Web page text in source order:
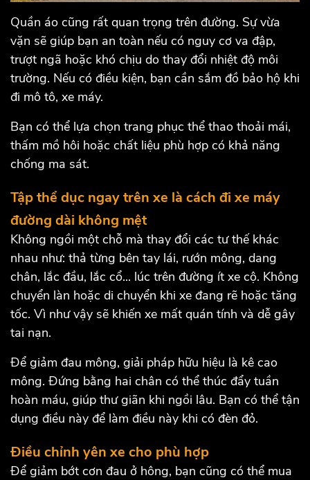
Quần áo cũng rất quan trọng trên đường. Sự vừa
vặn sẽ giúp bạn an toàn nếu có nguy cơ va đập,
trượt ngã hoặc khó chịu do thay đổi nhiệt độ môi
trường. Nếu có điều kiện, bạn cần sắm đồ bảo hộ khi
đi mô tô, xe máy.
Bạn có thể lựa chọn trang phục thể thao thoải mái,
thấm mồ hôi hoặc chất liệu phù hợp có khả năng
chống ma sát.
Tập thể dục ngay trên xe là cách đi xe máy
đường dài không mệt
Không ngồi một chỗ mà thay đổi các tư thế khác
nhau như: thả từng bên tay lái, rướn mông, dang
chân, lắc đầu, lắc cổ... lúc trên đường ít xe cộ. Không
chuyển làn hoặc di chuyển khi xe đang rẽ hoặc tăng
tốc. Vì như vậy sẽ khiến xe mất quán tính và dễ gây
tai nạn.
Để giảm đau mông, giải pháp hữu hiệu là kê cao
mông. Đứng bằng hai chân có thể thúc đẩy tuần
hoàn máu, giúp thư giãn khi ngồi lâu. Bạn có thể tận
dụng điều này để làm điều này khi có đèn đỏ.
Điều chỉnh yên xe cho phù hợp
Để giảm bớt cơn đau ở hông, bạn cũng có thể mua